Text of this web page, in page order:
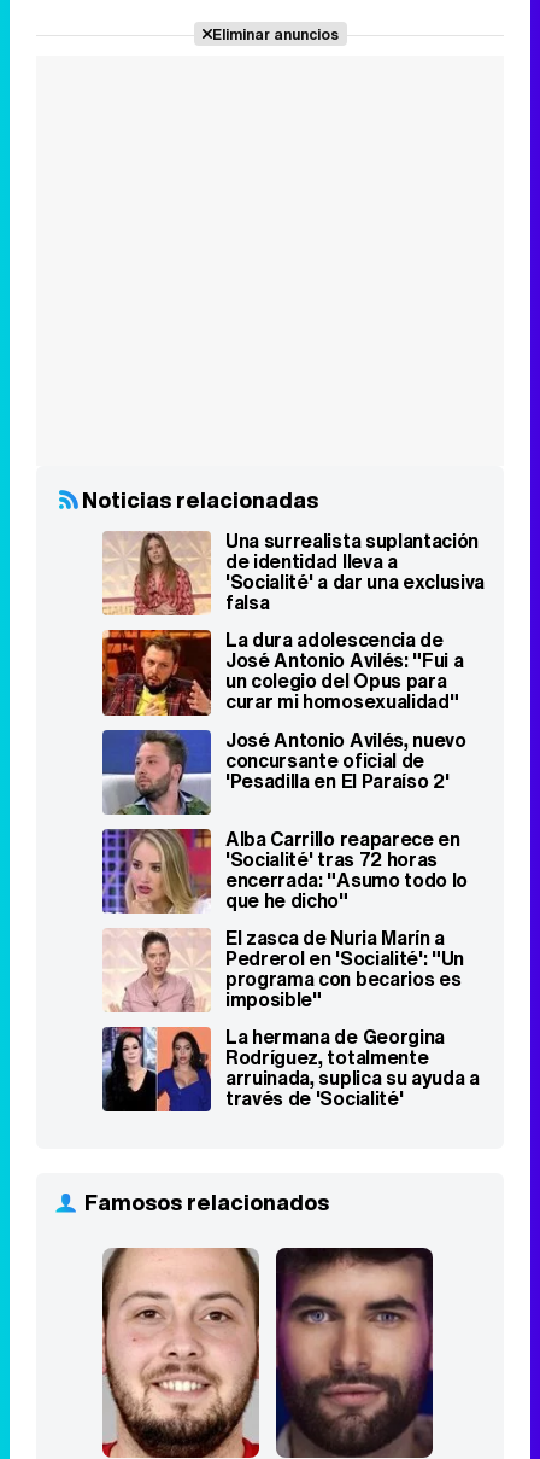
José Antonio Avilés: "Fui a
un colegio del Opus para
curar mi homosexualidad"
José Antonio Avilés, nuevo
concursante oficial de
'Pesadilla en El Paraíso 2'
Alba Carrillo reaparece en
'Socialité' tras 72 horas
encerrada: "Asumo todo lo
que he dicho"
El zasca de Nuria Marín a
Pedrerol en 'Socialité': "Un
imposible"
La hermana de Georgina
Rodríguez, totalmente
arruinada, suplica su ayuda a
través de 'Socialité'
Famosos relacionados
José Antonio
Avilés
Colchero
Top Series